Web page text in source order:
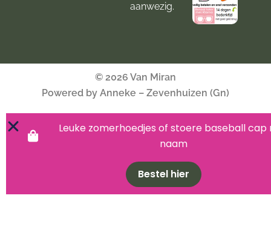
aanwezig.
© 2026 Van Miran
Powered by Anneke – Zevenhuizen (Gn)
Leuke zomerhoedjes of stoere baseball cap
naam
Bestel hier